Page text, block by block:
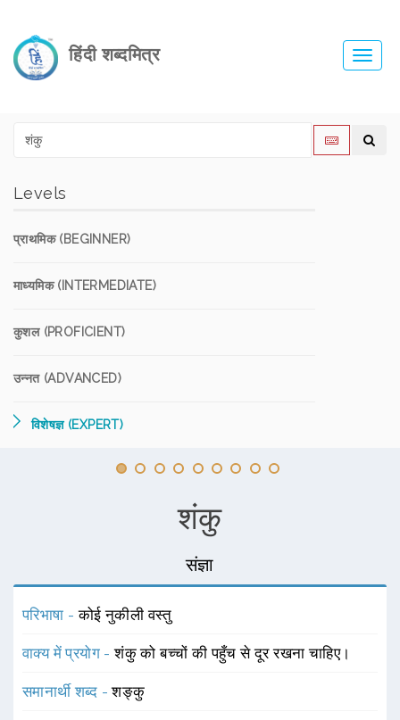
हिंदी शब्दमित्र
Levels
प्राथमिक (BEGINNER)
माध्यमिक (INTERMEDIATE)
कुशल (PROFICIENT)
उन्नत (ADVANCED)
विशेषज्ञ (EXPERT)
शंकु
संज्ञा
परिभाषा -कोई नुकीली वस्तु
वाक्य में प्रयोग -शंकु को बच्चों की पहुँच से दूर रखना चाहिए।
समानार्थी शब्द -शङ्कु